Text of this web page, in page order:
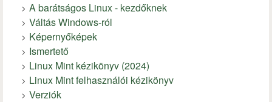
A barátságos Linux - kezdőknek
Váltás Windows-ról
Képernyőképek
Ismertető
Linux Mint kézikönyv (2024)
Linux Mint felhasználói kézikönyv
Verziók